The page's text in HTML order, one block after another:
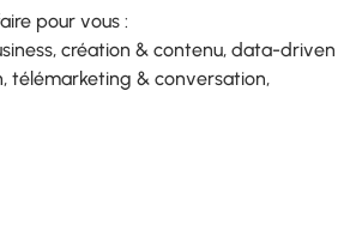
pour vous :
création & contenu, data-driven
télémarketing & conversation,